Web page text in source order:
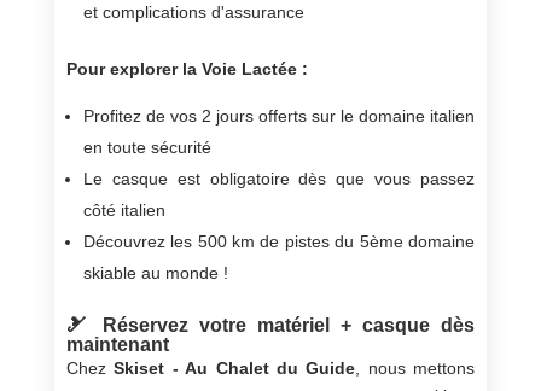
et complications d'assurance
Pour explorer la Voie Lactée :
Profitez de vos 2 jours offerts sur le domaine italien
en toute sécurité
Le casque est obligatoire dès que vous passez
côté italien
Découvrez les 500 km de pistes du 5ème domaine
skiable au monde !
🎿 Réservez votre matériel + casque dès
maintenant
ChezSkiset - Au Chalet du Guide, nous mettons